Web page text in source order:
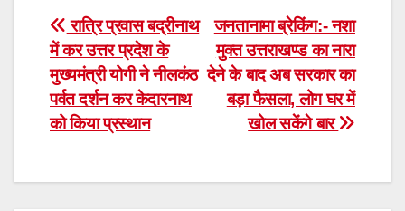
Post
navigation
जनतानामा ब्रेकिंग:- नशा
मुक्त उत्तराखण्ड का नारा
देने के बाद अब सरकार का
बड़ा फैसला, लोग घर में
खोल सकेंगे बार
रात्रि प्रवास बद्रीनाथ
में कर उत्तर प्रदेश के
मुख्यमंत्री योगी ने नीलकंठ
पर्वत दर्शन कर केदारनाथ
को किया प्रस्थान